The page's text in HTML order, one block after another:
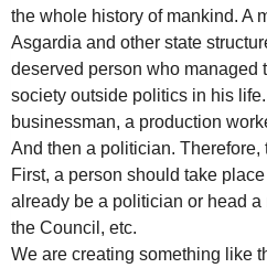
the whole history of mankind. A
Asgardia and other state
deserved person who managed
society outside politics in his
businessman, a production
And then a politician. Therefore,
First, a person should take
already be a politician or head a
the Council, etc.
We are creating something like